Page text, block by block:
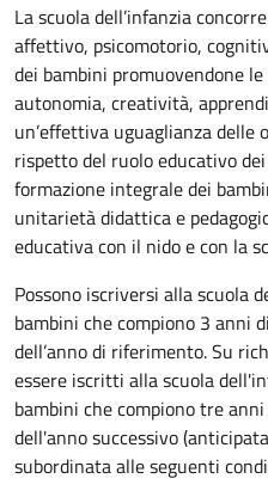
La scuola dell’infanzia
affettivo, psicomotorio,
dei bambini promuovendone
autonomia, creatività,
un’effettiva uguaglianza delle
rispetto del ruolo educativo
formazione integrale dei
unitarietà didattica e
educativa con il nido e con la
Possono iscriversi alla scuola
bambini che compiono 3 anni
dell’anno di riferimento. Su
essere iscritti alla scuola
bambini che compiono tre
dell'anno successivo
subordinata alle seguenti